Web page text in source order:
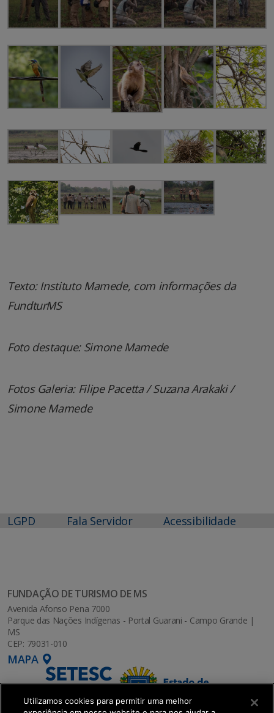
Texto: Instituto Mamede, com informações da
FundturMS
Foto destaque: Simone Mamede
Fotos Galeria: Filipe Pacetta / Suzana Arakaki /
Simone Mamede
LGPD Fala Servidor Acessibilidade
FUNDAÇÃO DE TURISMO DE MS
Avenida Afonso Pena 7000
Parque das Nações Indígenas - Portal Guarani - Campo Grande |
MS
CEP: 79031-010
MAPA
Utilizamos cookies para permitir uma melhor